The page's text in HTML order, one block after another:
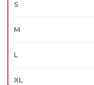
S
M
L
XL